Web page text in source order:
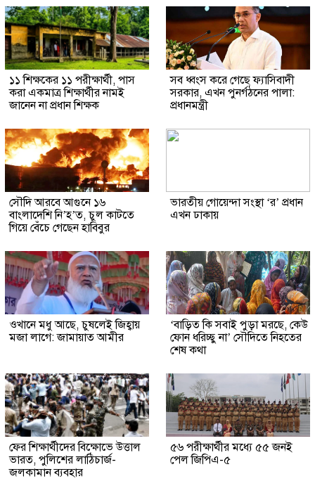
১১ শিক্ষকের ১১ পরীক্ষার্থী, পাস
করা একমাত্র শিক্ষার্থীর নামই
জানেন না প্রধান শিক্ষক
সব ধ্বংস করে গেছে ফ্যাসিবাদী
সরকার, এখন পুনর্গঠনের পালা:
প্রধানমন্ত্রী
সৌদি আরবে আগুনে ১৬
বাংলাদেশি নি’হ’ত, চুল কাটতে
গিয়ে বেঁচে গেছেন হাবিবুর
ভারতীয় গোয়েন্দা সংস্থা ‘র’ প্রধান
এখন ঢাকায়
ওখানে মধু আছে, চুষলেই জিহ্বায়
মজা লাগে: জামায়াত আমীর
‘বাড়িত কি সবাই পুড়া মরছে, কেউ
ফোন ধরিচ্ছু না’ সৌদিতে নিহতের
শেষ কথা
ফের শিক্ষার্থীদের বিক্ষোভে উত্তাল
ভারত, পুলিশের লাঠিচার্জ-
জলকামান ব্যবহার
৫৬ পরীক্ষার্থীর মধ্যে ৫৫ জনই
পেল জিপিএ-৫